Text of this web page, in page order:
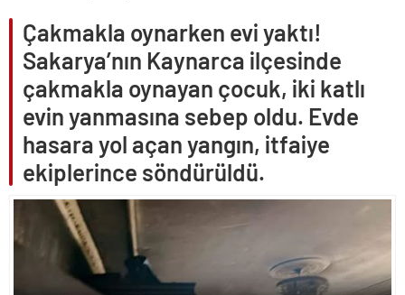
Çakmakla oynarken evi yaktı!
Sakarya’nın Kaynarca ilçesinde
çakmakla oynayan çocuk, iki katlı
evin yanmasına sebep oldu. Evde
hasara yol açan yangın, itfaiye
ekiplerince söndürüldü.